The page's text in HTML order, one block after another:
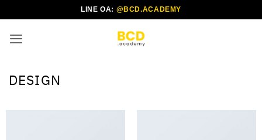
ไป
LINE OA: @BCD.ACADEMY
DESIGN